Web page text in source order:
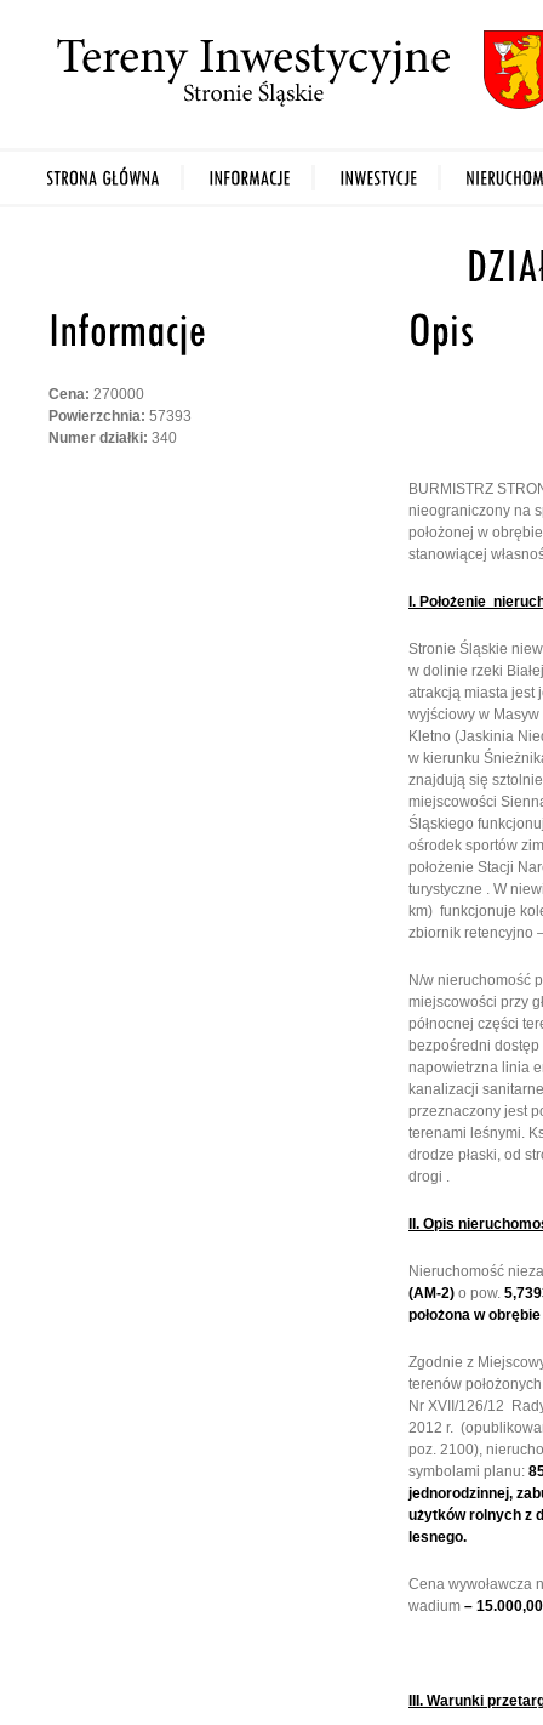
Cena: 270000
Powierzchnia: 57393
Numer działki: 340
BURMISTRZ
nieograniczony na
położonej w
stanowiącej
I. Położenie
Stronie Śląskie
w dolinie rzeki
atrakcją miasta jest
wyjściowy w
Kletno (Jaskinia
w kierunku
znajdują się
miejscowości
Śląskiego
ośrodek sportów
położenie Stacji
turystyczne . W
km) funkcjonuje
zbiornik retencyjno
N/w nieruchomość
miejscowości przy
północnej części
bezpośredni
napowietrzna linia
kanalizacji
przeznaczony jest
terenami leśnymi.
drodze płaski, od
drogi .
II. Opis
Nieruchomość
(AM-2) o pow.
położona w
Zgodnie z
terenów
Nr XVII/126/12
2012 r.
poz. 2100),
symbolami planu:
jednorodzinnej,
użytków rolnych z
lesnego.
Cena wywoławcza
wadium –
III. Warunki